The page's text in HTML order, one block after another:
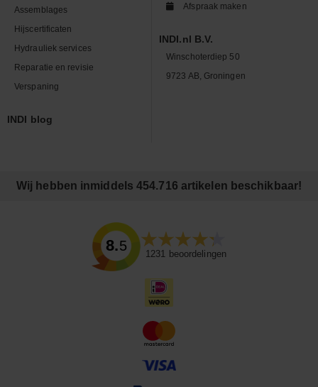
Assemblages
Hijscertificaten
Hydrauliek services
Reparatie en revisie
Verspaning
INDI blog
Afspraak maken
INDI.nl B.V.
Winschoterdiep 50
9723 AB, Groningen
Wij hebben inmiddels 454.716 artikelen beschikbaar!
8.5
1231 beoordelingen